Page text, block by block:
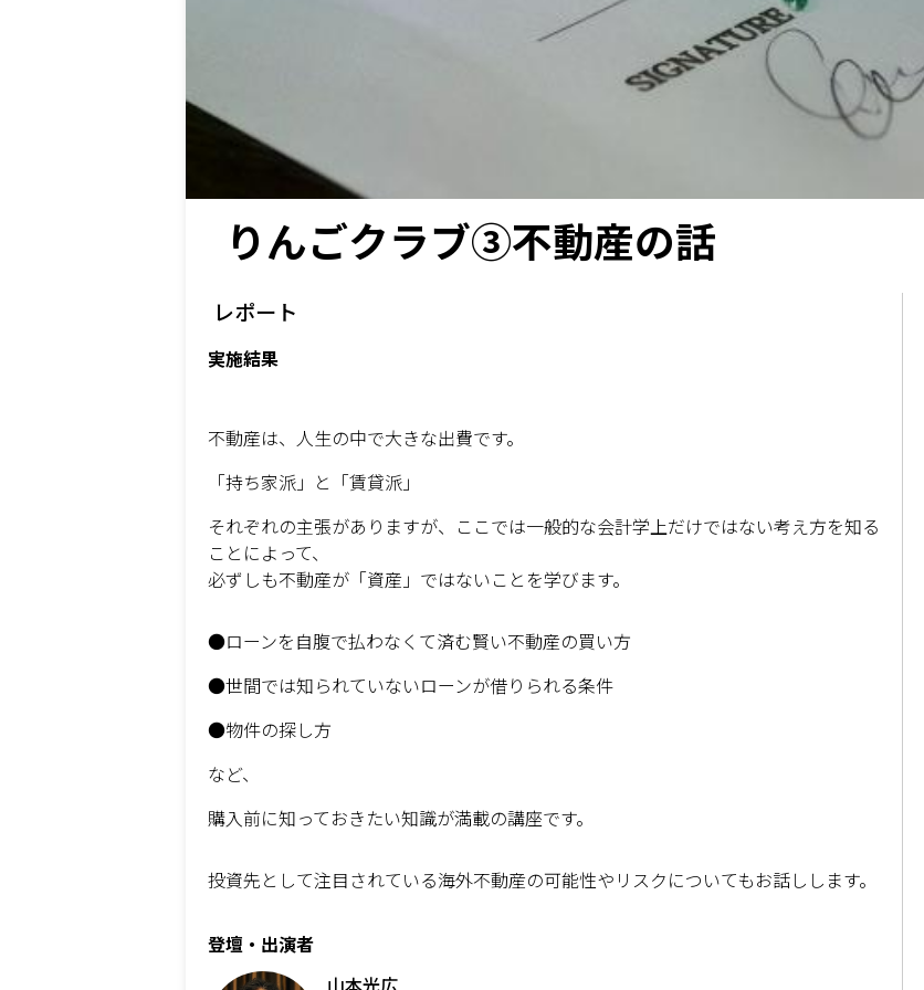
りんごクラブ③不動産の話
レポート
実施結果
不動産は、人生の中で大きな出費です。
「持ち家派」と「賃貸派」
それぞれの主張がありますが、ここでは一般的な会計学上だけではない考え方を知る
ことによって、
必ずしも不動産が「資産」ではないことを学びます。
●ローンを自腹で払わなくて済む賢い不動産の買い方
●世間では知られていないローンが借りられる条件
●物件の探し方
など、
購入前に知っておきたい知識が満載の講座です。
投資先として注目されている海外不動産の可能性やリスクについてもお話しします。
登壇・出演者
山本光広